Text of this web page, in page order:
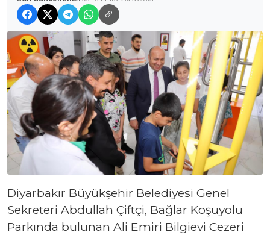
Diyarbakır Büyükşehir Belediyesi Genel
Sekreteri Abdullah Çiftçi, Bağlar Koşuyolu
Parkında bulunan Ali Emiri Bilgievi Cezeri